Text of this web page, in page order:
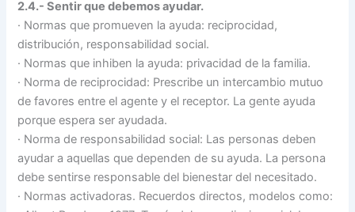
2.4.- Sentir que debemos ayudar.
· Normas que promueven la ayuda: reciprocidad,
distribución, responsabilidad social.
· Normas que inhiben la ayuda: privacidad de la familia.
· Norma de reciprocidad: Prescribe un intercambio mutuo
de favores entre el agente y el receptor. La gente ayuda
porque espera ser ayudada.
· Norma de responsabilidad social: Las personas deben
ayudar a aquellas que dependen de su ayuda. La persona
debe sentirse responsable del bienestar del necesitado.
· Normas activadoras. Recuerdos directos, modelos como: